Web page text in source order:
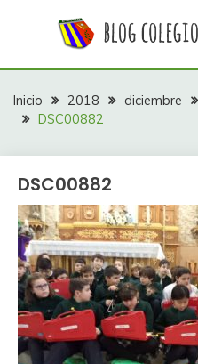
colegio La Fontaine
Inicio 2018 diciembre
DSC00882
DSC00882